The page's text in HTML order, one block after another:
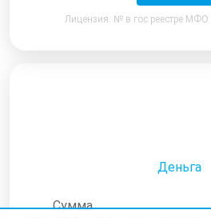
Лицензия: № в гос реестре
Деньга
Сумма